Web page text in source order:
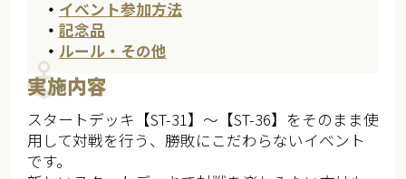
・ イベント参加方法
・ 記念品
・ ルール・その他
実施内容
スタートデッキ【ST-31】～【ST-36】をそのまま使
用して対戦を行う、勝敗にこだわらないイベント
です。